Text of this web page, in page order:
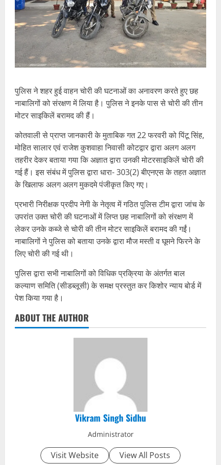
पुलिस ने शहर हुई वाहन चोरी की घटनाओं का अनावरण करते हुए छह
नाबालिगों को संरक्षण में लिया है। पुलिस ने इनके पास से चोरी की तीन
मोटर साइकिलें बरामद की हैं।
कोतवाली से प्राप्त जानकारी के मुताबिक गत 22 फरवरी को पिंटू सिंह,
मोहित सालार एवं राजेश कुशवाहा निवासी कोटद्वार द्वारा अलग अलग
तहरीर देकर बताया गया कि अज्ञात द्वारा उनकी मोटरसाइकिलें चोरी की
गई हैं। इस संबंध में पुलिस द्वारा धारा- 303(2) बीएनएस के तहत अज्ञात
के खिलाफ अलग अलग मुकदमे पंजीकृत किए गए।
प्रभारी निरीक्षक प्रदीप नेगी के नेतृत्व में गठित पुलिस टीम द्वारा जांच के
उपरांत उक्त चोरी की घटनाओं में लिप्त छह नाबालिगों को संरक्षण में
लेकर उनके कब्जे से चोरी की तीन मोटर साइकिलें बरामद की गईं।
नाबालिगों ने पुलिस को बताया उनके द्वारा मौज मस्ती व घूमने फिरने के
लिए चोरी की गई थी।
पुलिस द्वारा सभी नाबालिगों को विधिक प्रक्रिया के अंतर्गत बाल
कल्याण समिति (सीडब्लूसी) के समक्ष प्रस्तुत कर किशोर न्याय बोर्ड में
पेश किया गया है।
ABOUT THE AUTHOR
Vikram Singh Sidhu
Administrator
Visit Website View All Posts